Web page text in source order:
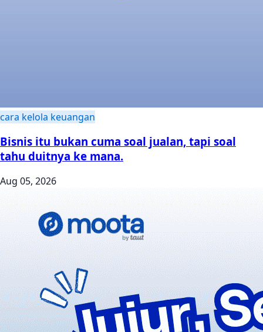
cara kelola keuangan
Bisnis itu bukan cuma soal jualan, tapi soal
tahu duitnya ke mana.
Aug 05, 2026